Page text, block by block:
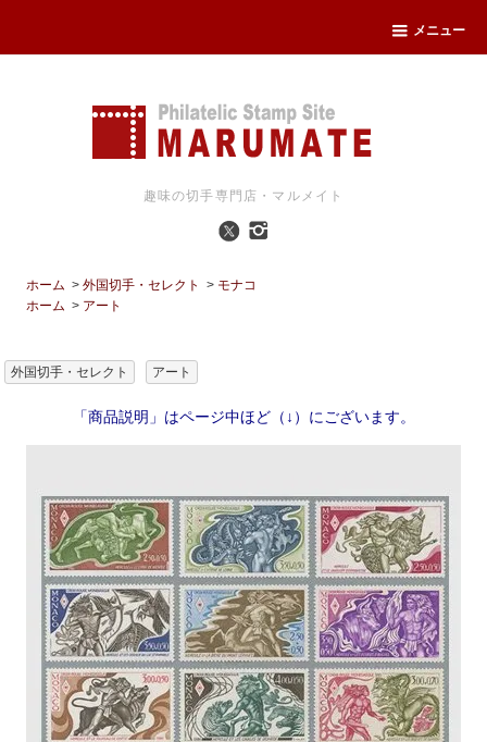
メニュー
趣味の切手専門店・マルメイト
ホーム >外国切手・セレクト > モナコ
ホーム > アート
外国切手・セレクト アート
「商品説明」はページ中ほど（↓）にございます。